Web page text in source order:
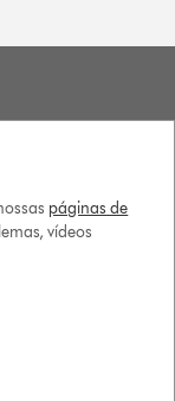
páginas de
vídeos